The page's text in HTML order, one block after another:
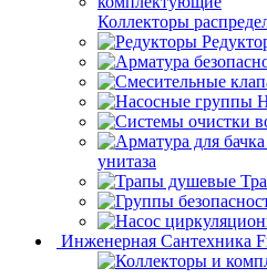
Коллекторы
унитаза
Инженерная Сантехника